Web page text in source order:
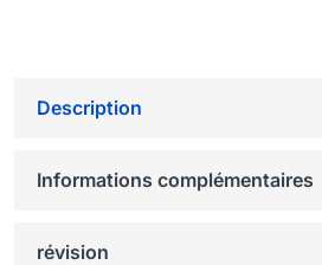
Description
Informations complémentaires
révision